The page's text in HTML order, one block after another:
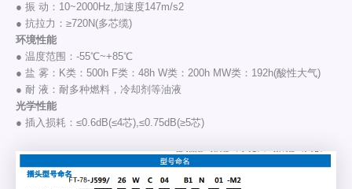
● 振 动：10~2000Hz,加速度147m/s2
● 抗拉力：≥720N(多芯缆)
环境性能
● 温度范围：-55℃~+85℃
● 盐 雾：K类：500h F类：48h W类：200h MW类：192h(酸性大气)
● 耐 液：耐多种燃料，冷却剂等油液
光学性能
● 插入损耗：≤0.6dB(≤4芯),≤0.75dB(≥5芯)